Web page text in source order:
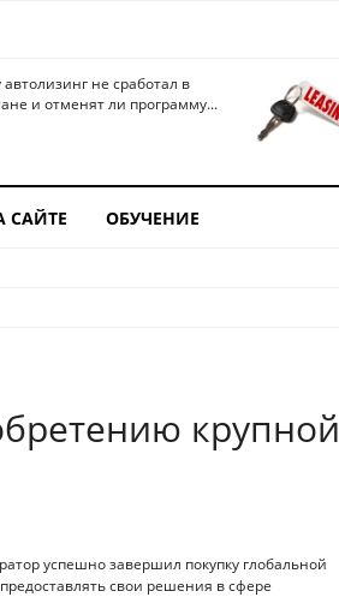
не сработал в
и отменят ли программу...
САЙТЕ ОБУЧЕНИЕ
крупной
успешно завершил покупку глобальной
свои решения в сфере